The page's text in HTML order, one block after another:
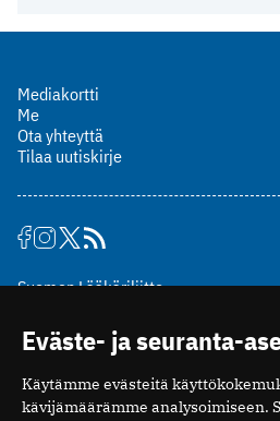
Mediakortti
Me
Ota yhteyttä
Tilaa uutiskirje
Suomen Lääkäriliitto
00510 Helsinki
puh. (09) 393 091
toimitus@potilaanlaakarilehti.fi
Eväste- ja seuranta-
Käytämme evästeitä
kävijämäärämme analysoimiseen.